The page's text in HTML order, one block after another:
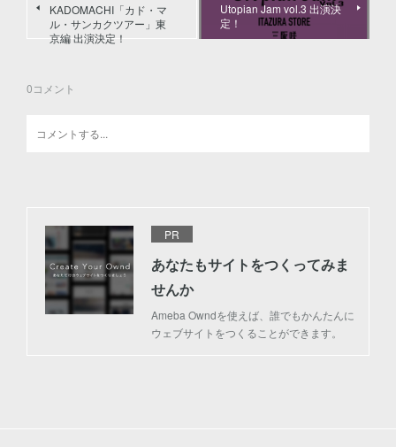
KADOMACHI「カド・マ
ル・サンカクツアー」東
京編 出演決定！
Utopian Jam vol.3 出演決
定！
0コメント
PR
あなたもサイトをつくってみま
せんか
Ameba Owndを使えば、誰でもかんたんに
ウェブサイトをつくることができます。